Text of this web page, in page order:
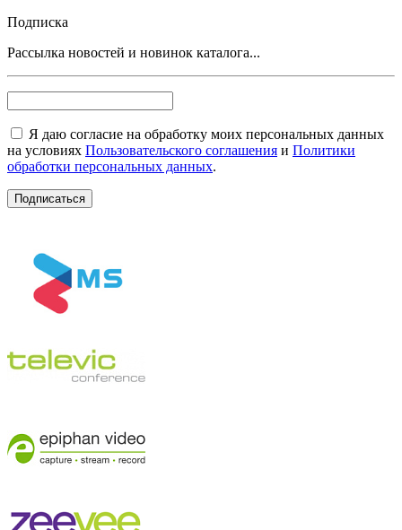
Подписка
Рассылка новостей и новинок каталога...
Я даю согласие на обработку моих персональных данных
на условиях Пользовательского соглашения и Политики
обработки персональных данных.